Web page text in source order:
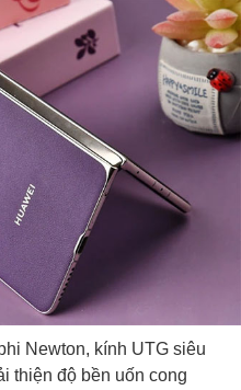
Newton, kính UTG siêu
thiện độ bền uốn cong